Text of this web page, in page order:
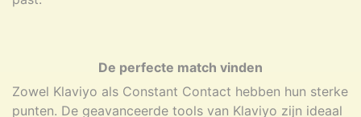
De perfecte match vinden
Zowel Klaviyo als Constant Contact hebben hun sterke
punten. De geavanceerde tools van Klaviyo zijn ideaal